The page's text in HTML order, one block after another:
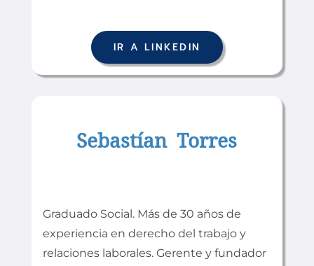
IR A LINKEDIN
Sebastían Torres
Graduado Social. Más de 30 años de
experiencia en derecho del trabajo y
relaciones laborales. Gerente y fundador